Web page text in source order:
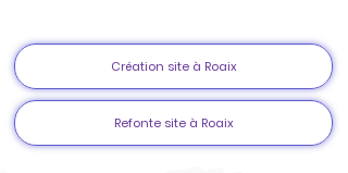
Création site à Roaix
Refonte site à Roaix